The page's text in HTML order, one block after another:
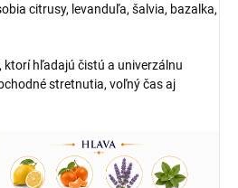
citrusy, levanduľa, šalvia, bazalka,
ktorí hľadajú čistú a univerzálnu
stretnutia, voľný čas aj